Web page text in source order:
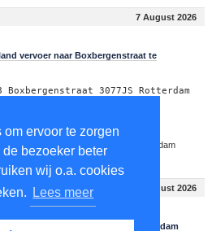
ervoor te zorgen
bezoeker beter
wij o.a. cookies
Lees meer
7 August 2026
vervoer naar Boxbergenstraat te
Boxbergenstraat 3077JS Rotterdam
Rijnmond
- Boxbergenstraat, Rotterdam
7 August 2026
naar Boxbergenstraat te Rotterdam